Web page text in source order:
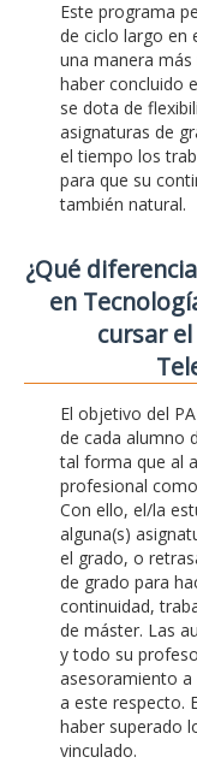
Este programa
de ciclo largo en
una manera
haber concluido
se dota de
asignaturas de
el tiempo los
para que su
también natural.
¿Qué
en
cursar
El objetivo del
de cada alumno
tal forma que al
profesional
Con ello, el/la
alguna(s)
el grado, o
de grado para
continuidad,
de máster. Las
y todo su
asesoramiento a
a este respecto.
haber superado
vinculado.